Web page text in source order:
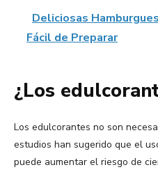
Deliciosas
Fácil de Preparar
¿Los
Los edulcorantes no son
estudios han sugerido que el
puede aumentar el riesgo de